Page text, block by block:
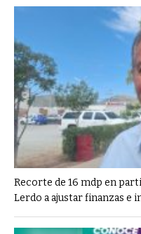
Recorte de 16 mdp en
Lerdo a ajustar finanzas e